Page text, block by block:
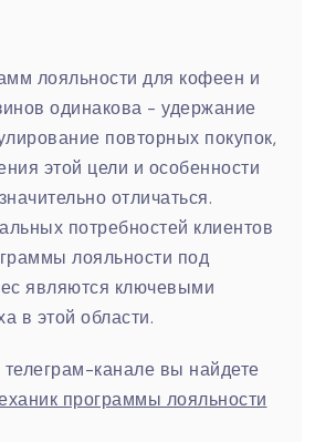
лояльности для кофеен и
одинакова - удержание
повторных покупок,
этой цели и особенности
отличаться.
потребностей клиентов
лояльности под
являются ключевыми
в этой области.
канале вы найдете
программы лояльности